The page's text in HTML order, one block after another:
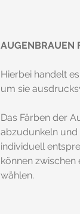
AUGENBRAUEN
Hierbei handelt
um sie
Das Färben der
abzudunkeln und
individuell
können
wählen.